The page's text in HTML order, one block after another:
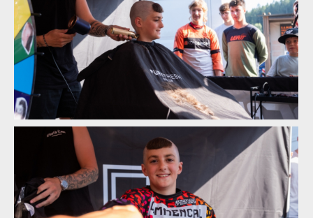
Norco Enduro Race Morávka - Jára Sijka / Enduroserie.cz
Norco Enduro Race Morávka - Jára Sijka / Enduroserie.cz